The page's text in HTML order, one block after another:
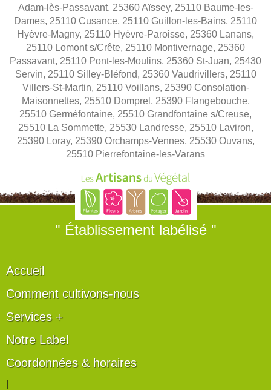
Adam-lès-Passavant, 25360 Aïssey, 25110 Baume-les-
Dames, 25110 Cusance, 25110 Guillon-les-Bains, 25110
Hyèvre-Magny, 25110 Hyèvre-Paroisse, 25360 Lanans,
25110 Lomont s/Crête, 25110 Montivernage, 25360
Passavant, 25110 Pont-les-Moulins, 25360 St-Juan, 25430
Servin, 25110 Silley-Bléfond, 25360 Vaudrivillers, 25110
Villers-St-Martin, 25110 Voillans, 25390 Consolation-
Maisonnettes, 25510 Domprel, 25390 Flangebouche,
25510 Germéfontaine, 25510 Grandfontaine s/Creuse,
25510 La Sommette, 25530 Landresse, 25510 Laviron,
25390 Loray, 25390 Orchamps-Vennes, 25530 Ouvans,
25510 Pierrefontaine-les-Varans
" Établissement labélisé "
Accueil
Comment cultivons-nous
Services +
Notre Label
Coordonnées & horaires